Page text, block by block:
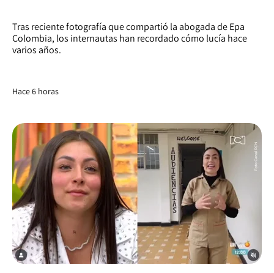
Tras reciente fotografía que compartió la abogada de Epa
Colombia, los internautas han recordado cómo lucía hace
varios años.
Hace 6 horas